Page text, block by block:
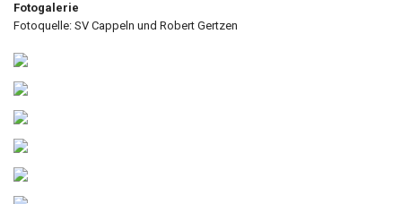
Fotogalerie
Fotoquelle: SV Cappeln und Robert Gertzen